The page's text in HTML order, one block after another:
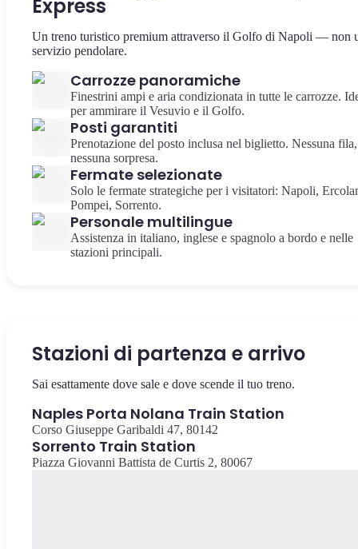
Express
Un treno turistico premium attraverso il Golfo di Napoli — non
servizio pendolare.
Carrozze panoramiche
Finestrini ampi e aria condizionata in tutte le carrozze.
per ammirare il Vesuvio e il Golfo.
Posti garantiti
Prenotazione del posto inclusa nel biglietto. Nessuna fila,
nessuna sorpresa.
Fermate selezionate
Solo le fermate strategiche per i visitatori: Napoli,
Pompei, Sorrento.
Personale multilingue
Assistenza in italiano, inglese e spagnolo a bordo e nelle
stazioni principali.
Stazioni di partenza e arrivo
Sai esattamente dove sale e dove scende il tuo treno.
Naples Porta Nolana Train Station
Corso Giuseppe Garibaldi 47, 80142
Sorrento Train Station
Piazza Giovanni Battista de Curtis 2, 80067